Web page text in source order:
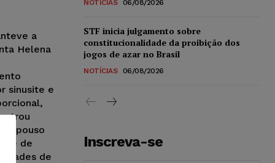
a
Helena
sinusite e
repouso
de
de
NOTÍCIAS 06/08/2026
STF inicia julgamento sobre
constitucionalidade da proibição dos
jogos de azar no Brasil
NOTÍCIAS 06/08/2026
Inscreva-se